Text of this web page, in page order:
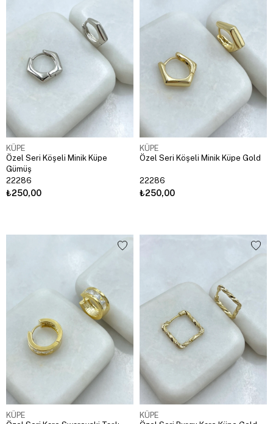
KÜPE
Özel Seri Köşeli Minik Küpe
Gümüş
22286
₺250,00
KÜPE
Özel Seri Köşeli Minik Küpe Gold
22286
₺250,00
KÜPE
KÜPE